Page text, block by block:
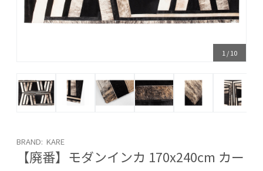
1 /10
BRAND: KARE
【廃番】モダンインカ 170x240cm カー